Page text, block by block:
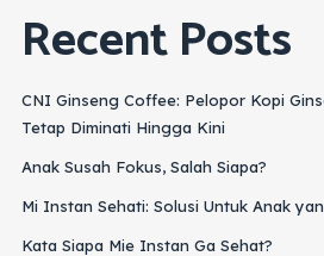
Recent Posts
CNI Ginseng Coffee: Pelopor Kopi
Tetap Diminati Hingga Kini
Anak Susah Fokus, Salah Siapa?
Mi Instan Sehati: Solusi Untuk Anak
Kata Siapa Mie Instan Ga Sehat?